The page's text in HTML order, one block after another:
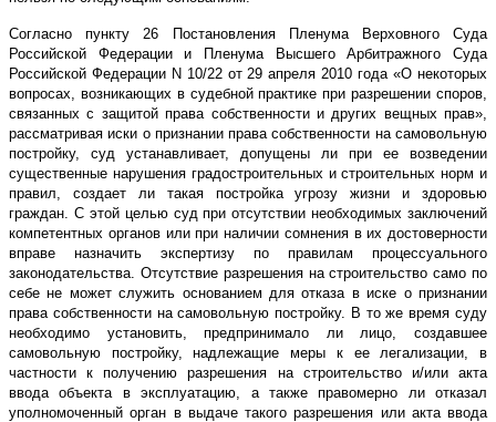
Согласно пункту 26 Постановления Пленума Верховного Суда
Российской Федерации и Пленума Высшего Арбитражного Суда
Российской Федерации N 10/22 от 29 апреля 2010 года «О некоторых
вопросах, возникающих в судебной практике при разрешении споров,
связанных с защитой права собственности и других вещных прав»,
рассматривая иски о признании права собственности на самовольную
постройку, суд устанавливает, допущены ли при ее возведении
существенные нарушения градостроительных и строительных норм и
правил, создает ли такая постройка угрозу жизни и здоровью
граждан. С этой целью суд при отсутствии необходимых заключений
компетентных органов или при наличии сомнения в их достоверности
вправе назначить экспертизу по правилам процессуального
законодательства. Отсутствие разрешения на строительство само по
себе не может служить основанием для отказа в иске о признании
права собственности на самовольную постройку. В то же время суду
необходимо установить, предпринимало ли лицо, создавшее
самовольную постройку, надлежащие меры к ее легализации, в
частности к получению разрешения на строительство и/или акта
ввода объекта в эксплуатацию, а также правомерно ли отказал
уполномоченный орган в выдаче такого разрешения или акта ввода